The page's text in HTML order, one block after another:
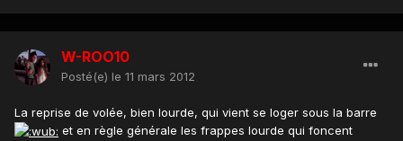
W-ROO10
Posté(e) le 11 mars 2012
La reprise de volée, bien lourde, qui vient se loger sous la barre
et en règle générale les frappes lourde qui foncent